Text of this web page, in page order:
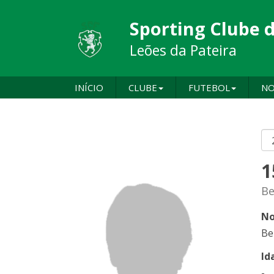
Sporting Clube
Leões da Pateira
INÍCIO CLUBE FUTEBOL